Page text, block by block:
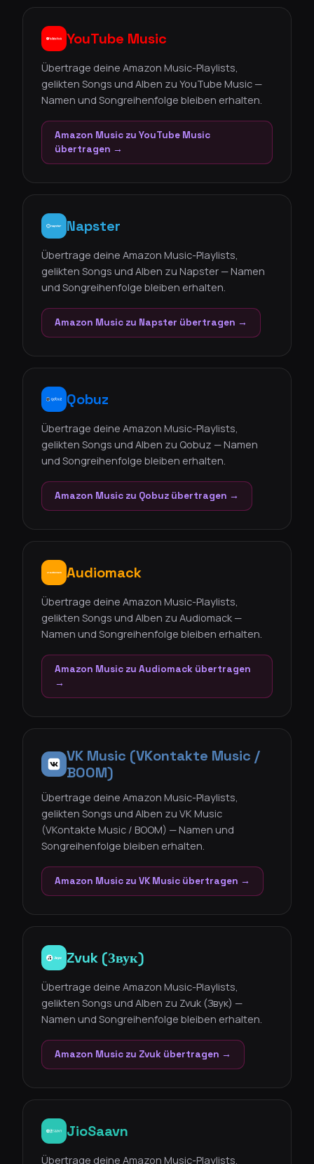
YouTube Music
Übertrage deine Amazon Music-Playlists,
gelikten Songs und Alben zu YouTube Music —
Namen und Songreihenfolge bleiben erhalten.
Amazon Music zu YouTube Music
übertragen →
Napster
Übertrage deine Amazon Music-Playlists,
gelikten Songs und Alben zu Napster — Namen
und Songreihenfolge bleiben erhalten.
Amazon Music zu Napster übertragen →
Qobuz
Übertrage deine Amazon Music-Playlists,
gelikten Songs und Alben zu Qobuz — Namen
und Songreihenfolge bleiben erhalten.
Amazon Music zu Qobuz übertragen →
Audiomack
Übertrage deine Amazon Music-Playlists,
gelikten Songs und Alben zu Audiomack —
Namen und Songreihenfolge bleiben erhalten.
Amazon Music zu Audiomack übertragen
→
VK Music (VKontakte Music /
BOOM)
Übertrage deine Amazon Music-Playlists,
gelikten Songs und Alben zu VK Music
(VKontakte Music / BOOM) — Namen und
Songreihenfolge bleiben erhalten.
Amazon Music zu VK Music übertragen →
Zvuk (Звук)
Übertrage deine Amazon Music-Playlists,
gelikten Songs und Alben zu Zvuk (Звук) —
Namen und Songreihenfolge bleiben erhalten.
Amazon Music zu Zvuk übertragen →
JioSaavn
Übertrage deine Amazon Music-Playlists,